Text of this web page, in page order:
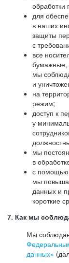
обработки
для
в наших
защиты
с
все
бумажные,
мы
и
на
режим;
доступ к
у
мы
в
с помощью
мы
данных и
короткие
7. Как мы
Мы
данных»